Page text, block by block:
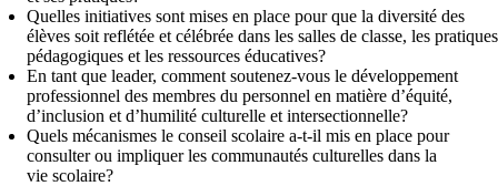
Quelles initiatives sont mises en place pour que la diversité des
élèves soit reflétée et célébrée dans les salles de classe, les pratiques
pédagogiques et les ressources éducatives?
En tant que leader, comment soutenez-vous le développement
professionnel des membres du personnel en matière d’équité,
d’inclusion et d’humilité culturelle et intersectionnelle?
Quels mécanismes le conseil scolaire a-t-il mis en place pour
consulter ou impliquer les communautés culturelles dans la
vie scolaire?